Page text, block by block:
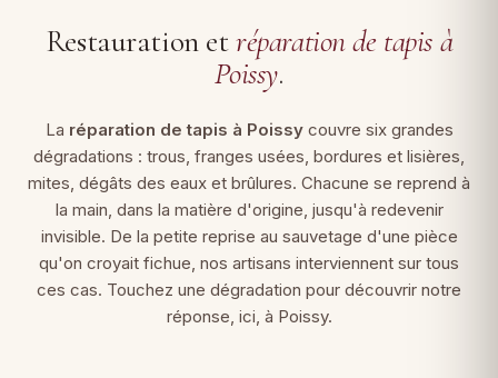
Restauration etréparation de tapis à
Poissy.
La réparation de tapis à Poissycouvre six grandes
dégradations : trous, franges usées, bordures et lisières,
mites, dégâts des eaux et brûlures. Chacune se reprend à
la main, dans la matière d'origine, jusqu'à redevenir
invisible. De la petite reprise au sauvetage d'une pièce
qu'on croyait fichue, nos artisans interviennent sur tous
ces cas. Touchez une dégradation pour découvrir notre
réponse, ici, à Poissy.